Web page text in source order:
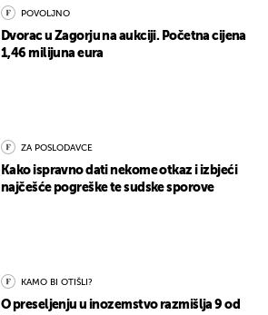
POVOLJNO
Dvorac u Zagorju na aukciji. Početna cijena
1,46 milijuna eura
ZA POSLODAVCE
Kako ispravno dati nekome otkaz i izbjeći
najčešće pogreške te sudske sporove
KAMO BI OTIŠLI?
O preseljenju u inozemstvo razmišlja 9 od